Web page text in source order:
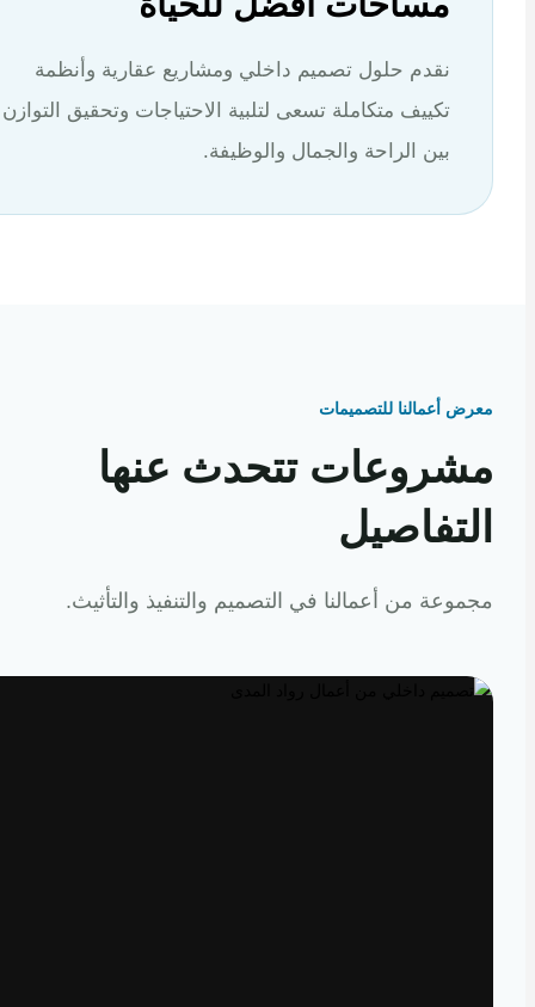
نقدم حلول تصميم داخلي ومشاريع عقارية وأنظمة
تكييف متكاملة تسعى لتلبية الاحتياجات وتحقيق التوازن
بين الراحة والجمال والوظيفة.
أعمالنا للتصميمات
تتحدث عنها
من أعمالنا في التصميم والتنفيذ والتأثيث.